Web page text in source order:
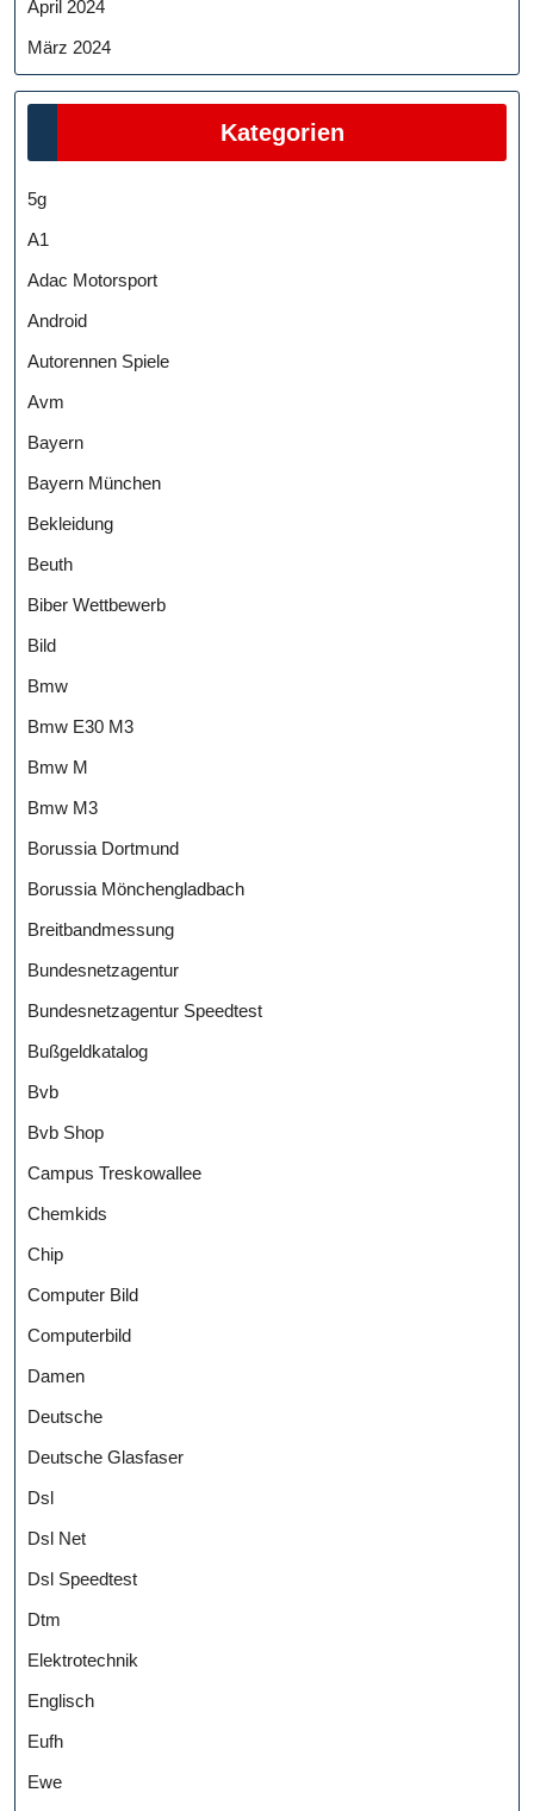
April 2024
März 2024
Kategorien
5g
A1
Adac Motorsport
Android
Autorennen Spiele
Avm
Bayern
Bayern München
Bekleidung
Beuth
Biber Wettbewerb
Bild
Bmw
Bmw E30 M3
Bmw M
Bmw M3
Borussia Dortmund
Borussia Mönchengladbach
Breitbandmessung
Bundesnetzagentur
Bundesnetzagentur Speedtest
Bußgeldkatalog
Bvb
Bvb Shop
Campus Treskowallee
Chemkids
Chip
Computer Bild
Computerbild
Damen
Deutsche
Deutsche Glasfaser
Dsl
Dsl Net
Dsl Speedtest
Dtm
Elektrotechnik
Englisch
Eufh
Ewe